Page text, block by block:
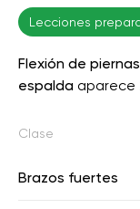
Lecciones
Flexión de
espalda aparece
Clase
Brazos fuertes